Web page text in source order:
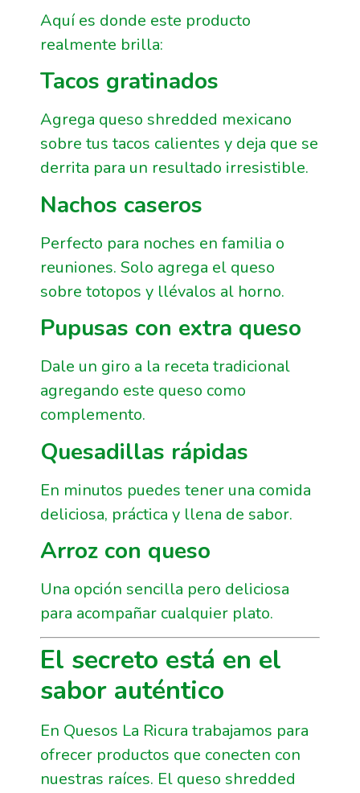
Aquí es donde este producto
realmente brilla:
Tacos gratinados
Agrega queso shredded mexicano
sobre tus tacos calientes y deja que se
derrita para un resultado irresistible.
Nachos caseros
Perfecto para noches en familia o
reuniones. Solo agrega el queso
sobre totopos y llévalos al horno.
Pupusas con extra queso
Dale un giro a la receta tradicional
agregando este queso como
complemento.
Quesadillas rápidas
En minutos puedes tener una comida
deliciosa, práctica y llena de sabor.
Arroz con queso
Una opción sencilla pero deliciosa
para acompañar cualquier plato.
El secreto está en el
sabor auténtico
En Quesos La Ricura trabajamos para
ofrecer productos que conecten con
nuestras raíces. El queso shredded